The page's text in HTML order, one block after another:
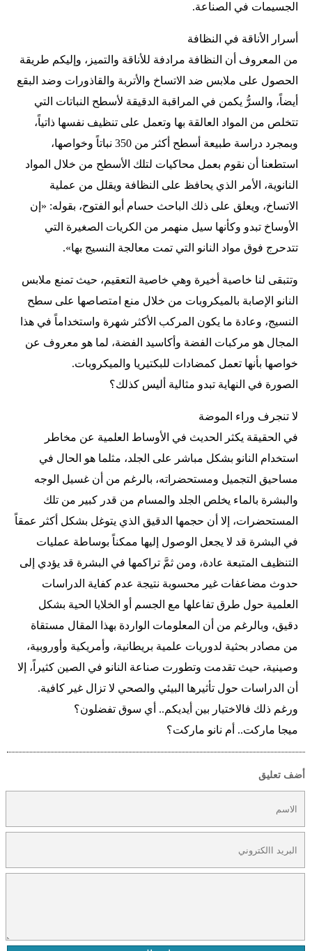
الجسيمات في الصناعة.
أسرار الأناقة في النظافة
من المعروف أن النظافة مرادفة للأناقة والتميز، وإليكم طريقة
الحصول على ملابس ضد الاتساخ والأتربة والقاذورات وضد البقع
أيضاً، والسرُّ يكمن في المراقبة الدقيقة لأسطح النباتات التي
تتخلص من المواد العالقة بها وتعمل على تنظيف نفسها ذاتياً،
وبمجرد دراسة طبيعة أسطح أكثر من 350 نباتاً وخواصها،
استطعنا أن نقوم بعمل محاكيات لتلك الأسطح من خلال المواد
النانوية، الأمر الذي يحافظ على النظافة ويقلل من عملية
الاتساخ، ويعلق على ذلك الباحث حسام أبو الفتوح، بقوله: «إن
الأوساخ تبدو وكأنها سيل منهمر من الكريات الصغيرة التي
تتدحرج فوق مواد النانو التي تمت معالجة النسيج بها».
وتتبقى لنا خاصية أخيرة وهي خاصية التعقيم، حيث تمنع ملابس
النانو الإصابة بالميكروبات من خلال منع امتصاصها على سطح
النسيج، وعادة ما يكون المركب الأكثر شهرة واستخداماً في هذا
المجال هو مركبات الفضة وأكاسيد الفضة، لما هو معروف عن
خواصها بأنها تعمل كمضادات للبكتيريا والميكروبات.
الصورة في النهاية تبدو مثالية أليس كذلك؟
لا تنجرف وراء الموضة
في الحقيقة يكثر الحديث في الأوساط العلمية عن مخاطر
استخدام النانو بشكل مباشر على الجلد، مثلما هو الحال في
مساحيق التجميل ومستحضراته، بالرغم من أن غسيل الوجه
والبشرة بالماء يخلص الجلد والمسام من قدر كبير من تلك
المستحضرات، إلا أن حجمها الدقيق الذي يتوغل بشكل أكثر عمقاً
في البشرة قد لا يجعل الوصول إليها ممكناً بوساطة عمليات
التنظيف المتبعة عادة، ومن ثمَّ تراكمها في البشرة قد يؤدي إلى
حدوث مضاعفات غير محسوبة نتيجة عدم كفاية الدراسات
العلمية حول طرق تفاعلها مع الجسم أو الخلايا الحية بشكل
دقيق، وبالرغم من أن المعلومات الواردة بهذا المقال مستقاة
من مصادر بحثية لدوريات علمية بريطانية، وأمريكية وأوروبية،
وصينية، حيث تقدمت وتطورت صناعة النانو في الصين كثيراً، إلا
أن الدراسات حول تأثيرها البيئي والصحي لا تزال غير كافية.
ورغم ذلك فالاختيار بين أيديكم.. أي سوق تفضلون؟
ميجا ماركت.. أم نانو ماركت؟
أضف تعليق